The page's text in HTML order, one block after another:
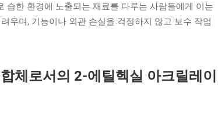
습한 환경에 노출되는 재료를 다루는 사람들에게 이는
우며, 기능이나 외관 손실을 걱정하지 않고 보수 작업
체로서의 2-에틸헥실 아크릴레이